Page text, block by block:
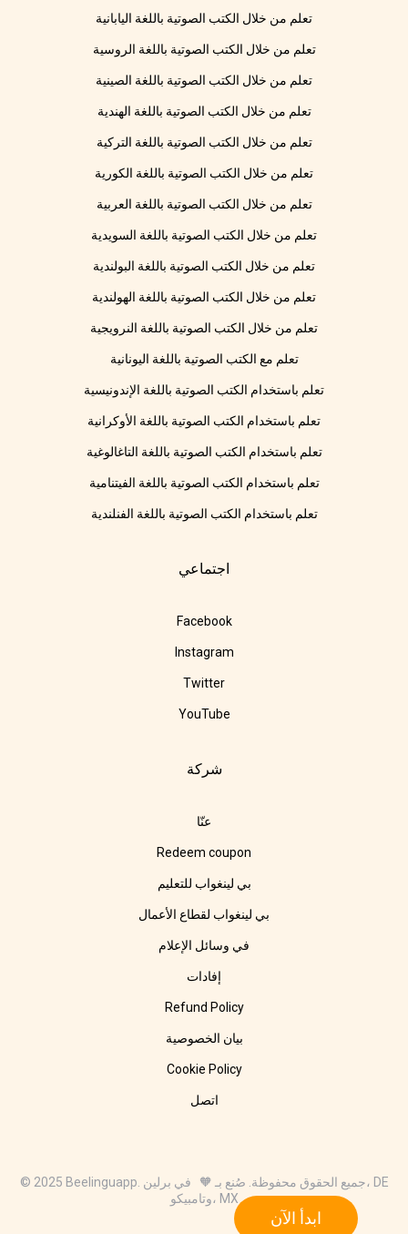
ابدأ الآن
تعلم من خلال الكتب الصوتية باللغة اليابانية
تعلم من خلال الكتب الصوتية باللغة الروسية
تعلم من خلال الكتب الصوتية باللغة الصينية
تعلم من خلال الكتب الصوتية باللغة الهندية
تعلم من خلال الكتب الصوتية باللغة التركية
تعلم من خلال الكتب الصوتية باللغة الكورية
تعلم من خلال الكتب الصوتية باللغة العربية
تعلم من خلال الكتب الصوتية باللغة السويدية
تعلم من خلال الكتب الصوتية باللغة البولندية
تعلم من خلال الكتب الصوتية باللغة الهولندية
تعلم من خلال الكتب الصوتية باللغة النرويجية
تعلم مع الكتب الصوتية باللغة اليونانية
تعلم باستخدام الكتب الصوتية باللغة الإندونيسية
تعلم باستخدام الكتب الصوتية باللغة الأوكرانية
تعلم باستخدام الكتب الصوتية باللغة التاغالوغية
تعلم باستخدام الكتب الصوتية باللغة الفيتنامية
تعلم باستخدام الكتب الصوتية باللغة الفنلندية
اجتماعي
Facebook
Instagram
Twitter
YouTube
شركة
عنّا
Redeem coupon
بي لينغواب للتعليم
بي لينغواب لقطاع الأعمال
في وسائل الإعلام
إفادات
Refund Policy
بيان الخصوصية
Cookie Policy
اتصل
© 2025 Beelinguapp. جميع الحقوق محفوظة. صُنع بـ 🧡 في برلين، DE
وتامبيكو، MX